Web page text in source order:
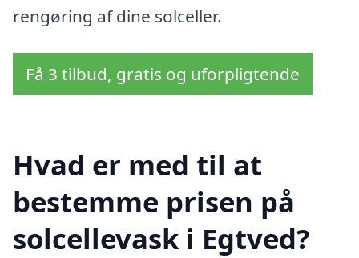
rengøring af dine solceller.
Få 3 tilbud, gratis og uforpligtende
Hvad er med til at
bestemme prisen på
solcellevask i Egtved?